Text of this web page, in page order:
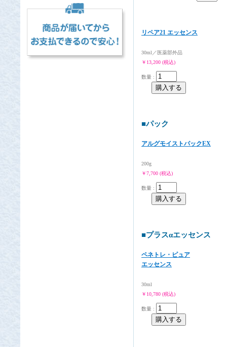
リペア21 エッセンス
30ml／医薬部外品
￥13,200 (税込)
数量 :
■パック
アルグモイストパックEX
200g
￥7,700 (税込)
数量 :
■プラスαエッセンス
ペネトレ・ピュア
エッセンス
30ml
￥10,780 (税込)
数量 :